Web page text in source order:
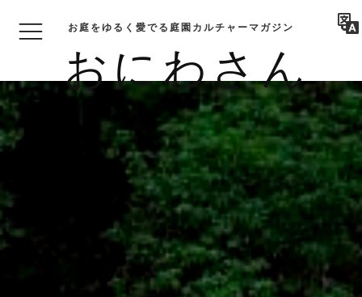
おにわさん
お庭をゆるく愛でる庭園カルチャーマガジン